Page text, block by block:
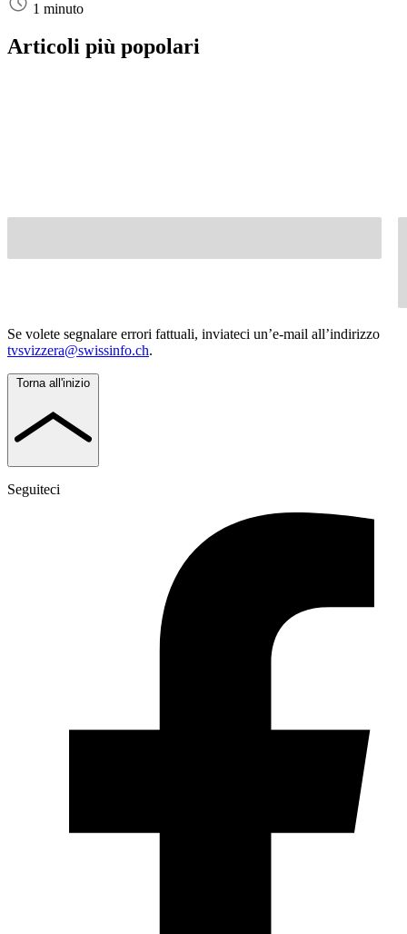
1 minuto
Articoli più popolari
Se volete segnalare errori fattuali, inviateci un’e-mail all’indirizzo
tvsvizzera@swissinfo.ch.
Torna all'inizio
Seguiteci